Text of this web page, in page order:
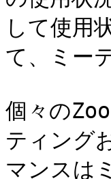
して使用
て、ミー
個々の
ティング
マンスは